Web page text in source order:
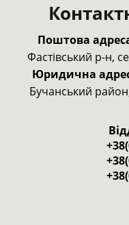
Поштова
Фастівський р-н,
Юридична
Бучанський